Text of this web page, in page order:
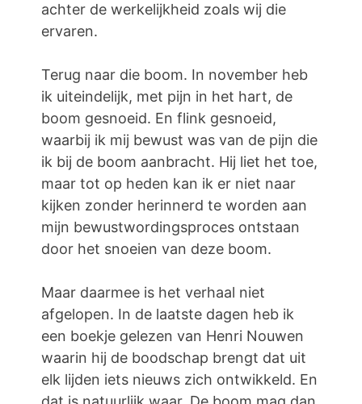
achter de werkelijkheid zoals wij die
ervaren.
Terug naar die boom. In november heb
ik uiteindelijk, met pijn in het hart, de
boom gesnoeid. En flink gesnoeid,
waarbij ik mij bewust was van de pijn die
ik bij de boom aanbracht. Hij liet het toe,
maar tot op heden kan ik er niet naar
kijken zonder herinnerd te worden aan
mijn bewustwordingsproces ontstaan
door het snoeien van deze boom.
Maar daarmee is het verhaal niet
afgelopen. In de laatste dagen heb ik
een boekje gelezen van Henri Nouwen
waarin hij de boodschap brengt dat uit
elk lijden iets nieuws zich ontwikkeld. En